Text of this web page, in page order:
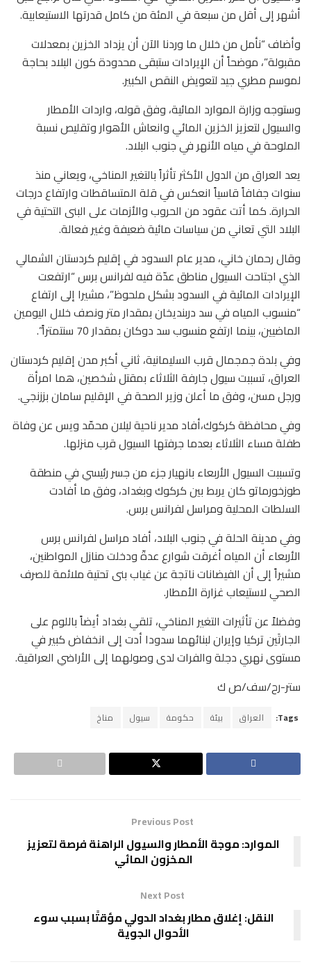
أشهر إلى أقل من سبعة في المئة من كامل قدرتها الاستيعابية.
وأضاف “نأمل من خلال ما وردنا الآن أن يزداد الخزين بمعدلات
مقبولة”، موضحاً أن الإيرادات ستبقى محدودة كون البلاد بحاجة
لموسم مطري جيد لتعويض النقص الكبير.
وستوجه وزارة الموارد المائية، وفق قوله، واردات الأمطار
والسيول لتعزيز الخزين المائي وانعاش الأهوار وتقليص نسبة
الملوحة في مياه الأنهر في جنوب البلاد.
يعد العراق من الدول الأكثر تأثراً بالتغير المناخي، ويعاني منذ
سنوات جفافاً قاسياً انعكس في قلة المتساقطات وارتفاع درجات
الحرارة. كما أتت عقود من الحروب والأزمات على البنى التحتية في
البلاد التي تعاني من سياسات مائية ضعيفة وغير فعالة.
وقال رحمان خاني، مدير عام السدود في إقليم كردستان الشمالي
الذي اجتاحت السيول مناطق عدّة فيه لفرانس برس “ارتفعت
الإيرادات المائية في السدود بشكل ملحوظ”، مشيرا إلى ارتفاع
“منسوب المياه في سد دربنديخان بمقدار متر ونصف خلال اليومين
الماضيين، بينما ارتفع منسوب سد دوكان بمقدار 70 سنتمتراً”.
وفي بلدة جمجمال قرب السليمانية، ثاني أكبر مدن إقليم كردستان
العراق، تسببت سيول جارفة الثلاثاء بمقتل شخصين، هما امرأة
ورجل مسن، وفق ما أعلن وزير الصحة في الإقليم سامان بززنجي.
وفي محافظة كركوك،أفاد مدير ناحية ليلان محمّد ويس عن وفاة
طفلة مساء الثلاثاء بعدما جرفتها السيول قرب منزلها.
وتسببت السيول الأربعاء بانهيار جزء من جسر رئيسي في منطقة
طوزخورماتو كان يربط بين كركوك وبغداد، وفق ما أفادت
السلطات المحلية ومراسل لفرانس برس.
وفي مدينة الحلة في جنوب البلاد، أفاد مراسل لفرانس برس
الأربعاء أن المياه أغرقت شوارع عدةّ ودخلت منازل المواطنين،
مشيراً إلى أن الفيضانات ناتجة عن غياب بنى تحتية ملائمة للصرف
الصحي لاستيعاب غزارة الأمطار.
وفضلاً عن تأثيرات التغير المناخي، تلقي بغداد أيضاً باللوم على
الجارتَين تركيا وإيران لبنائهما سدودا أدت إلى انخفاض كبير في
مستوى نهري دجلة والفرات لدى وصولهما إلى الأراضي العراقية.
ستر-رح/سف/ص ك
Tags: العراق بيئة حكومة سيول مناخ
Previous Post
الموارد: موجة الأمطار والسيول الراهنة فرصة لتعزيز
المخزون المائي
Next Post
النقل: إغلاق مطار بغداد الدولي مؤقتًا بسبب سوء
الأحوال الجوية